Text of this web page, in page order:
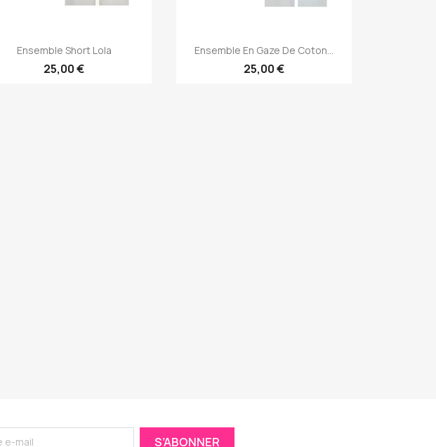
Aperçu rapide
Ensemble Short Lola
25,00 €
Aperçu rapide
Ensemble En Gaze De Coton...
25,00 €